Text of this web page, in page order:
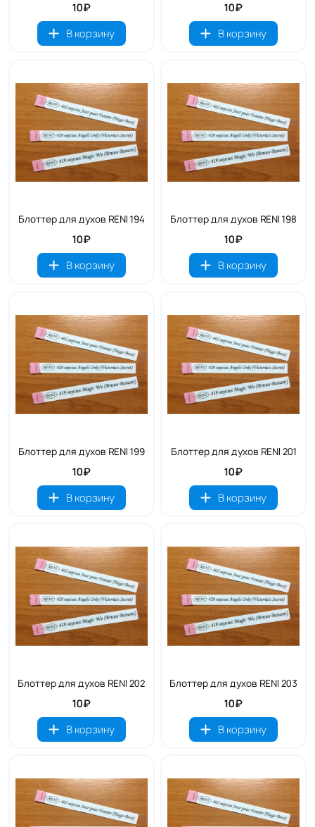
10₽
В корзину
10₽
В корзину
Блоттер для духов RENI 194
10₽
В корзину
Блоттер для духов RENI 198
10₽
В корзину
Блоттер для духов RENI 199
10₽
В корзину
Блоттер для духов RENI 201
10₽
В корзину
Блоттер для духов RENI 202
10₽
В корзину
Блоттер для духов RENI 203
10₽
В корзину